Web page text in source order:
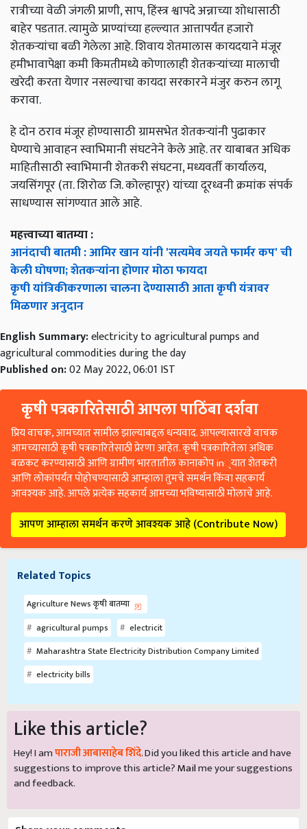
रात्रीच्या वेळी जंगली प्राणी, साप, हिंस्त्र श्वापदे अन्नाच्या शोधासाठी
बाहेर पडतात. त्यामुळे प्राण्यांच्या हल्ल्यात आत्तापर्यंत हजारो
शेतकर्‍यांचा बळी गेलेला आहे. शिवाय शेतमालास कायदयाने मंजूर
हमीभावापेक्षा कमी किमतीमध्ये कोणालाही शेतकर्‍यांच्या मालाची
खरेदी करता येणार नसल्याचा कायदा सरकारने मंजुर करुन लागू
करावा.
हे दोन ठराव मंजूर होण्यासाठी ग्रामसभेत शेतकऱ्यांनी पुढाकार
घेण्याचे आवाहन स्वाभिमानी संघटनेने केले आहे. तर याबाबत अधिक
माहितीसाठी स्वाभिमानी शेतकरी संघटना, मध्यवर्ती कार्यालय,
जयसिंगपूर (ता. शिरोळ जि. कोल्हापूर) यांच्या दूरध्वनी क्रमांक संपर्क
साधण्यास सांगण्यात आले आहे.
महत्त्वाच्या बातम्या :
आनंदाची बातमी : आमिर खान यांनी 'सत्यमेव जयते फार्मर कप' ची
केली घोषणा; शेतकऱ्यांना होणार मोठा फायदा
कृषी यांत्रिकीकरणाला चालना देण्यासाठी आता कृषी यंत्रावर
मिळणार अनुदान
English Summary:electricity to agricultural pumps and
agricultural commodities during the day
Published on:02 May 2022, 06:01 IST
कृषी पत्रकारितेसाठी आपला पाठिंबा दर्शवा
प्रिय वाचक, आमच्यात सामील झाल्याबद्दल धन्यवाद. आपल्यासारखे वाचक
आमच्यासाठी कृषी पत्रकारितेसाठी प्रेरणा आहेत. कृषी पत्रकारितेला अधिक
बळकट करण्यासाठी आणि ग्रामीण भारतातील कानाकोप in्यात शेतकरी
आणि लोकांपर्यंत पोहोचण्यासाठी आम्हाला तुमचे समर्थन किंवा सहकार्य
आवश्यक आहे. आपले प्रत्येक सहकार्य आमच्या भविष्यासाठी मोलाचे आहे.
आपण आम्हाला समर्थन करणे आवश्यक आहे (Contribute Now)
Related Topics
Agriculture News कृषी बातम्या
agricultural pumps
electricit
Maharashtra State Electricity Distribution Company Limited
electricity bills
Like this article?
Hey! I amपाराजी आबासाहेब शिंदे. Did you liked this article and have
suggestions to improve this article?Mailme your suggestions
and feedback.